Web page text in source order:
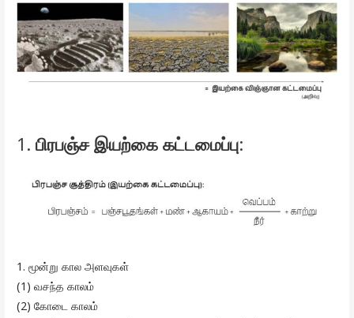
1. பிரபஞ்ச இயற்கை கட்டமைப்பு:
1. மூன்று கால அளவுகள்
(1) வசந்த காலம்
(2) கோடை காலம்